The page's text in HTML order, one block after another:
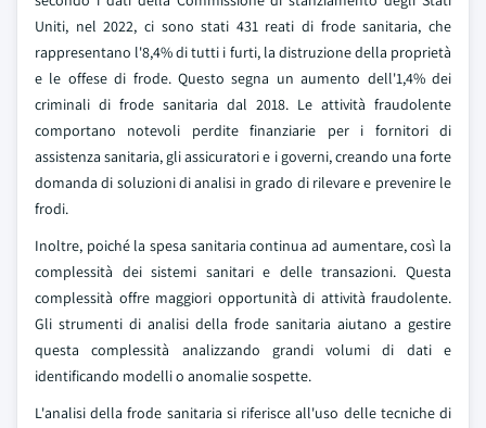
Uniti, nel 2022, ci sono stati 431 reati di frode sanitaria, che
rappresentano l'8,4% di tutti i furti, la distruzione della proprietà
e le offese di frode. Questo segna un aumento dell'1,4% dei
criminali di frode sanitaria dal 2018. Le attività fraudolente
comportano notevoli perdite finanziarie per i fornitori di
assistenza sanitaria, gli assicuratori e i governi, creando una forte
domanda di soluzioni di analisi in grado di rilevare e prevenire le
frodi.
Inoltre, poiché la spesa sanitaria continua ad aumentare, così la
complessità dei sistemi sanitari e delle transazioni. Questa
complessità offre maggiori opportunità di attività fraudolente.
Gli strumenti di analisi della frode sanitaria aiutano a gestire
questa complessità analizzando grandi volumi di dati e
identificando modelli o anomalie sospette.
L'analisi della frode sanitaria si riferisce all'uso delle tecniche di